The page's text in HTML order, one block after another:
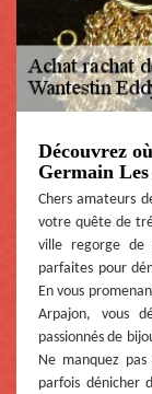
Découvrez
Germain
Chers amateurs
votre quête de
ville regorge de
parfaites pour
En vous
Arpajon, vous
passionnés de
Ne manquez
parfois dénicher